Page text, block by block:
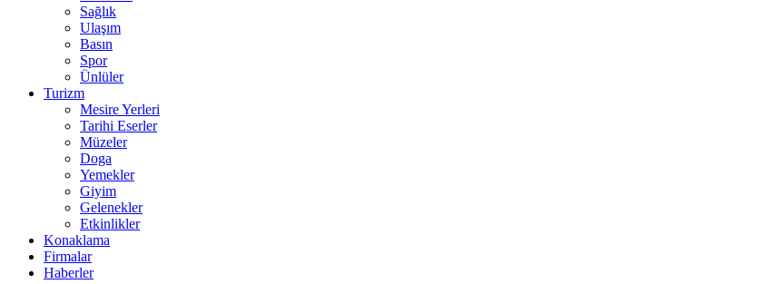
Sağlık
Ulaşım
Basın
Spor
Ünlüler
Turizm
Mesire Yerleri
Tarihi Eserler
Müzeler
Doga
Yemekler
Giyim
Gelenekler
Etkinlikler
Konaklama
Firmalar
Haberler